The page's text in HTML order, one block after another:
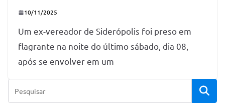
10/11/2025
Um ex-vereador de Siderópolis foi preso em
flagrante na noite do último sábado, dia 08,
após se envolver em um